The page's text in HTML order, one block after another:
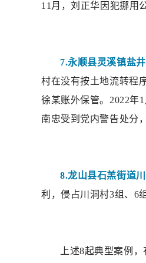
11月，刘正华因犯挪用
7.永顺县灵溪镇盐
村在没有按土地流转程
徐某账外保管。2022年
南忠受到党内警告处分
8.龙山县石羔街道
利，侵占川洞村3组、6
上述8起典型案例